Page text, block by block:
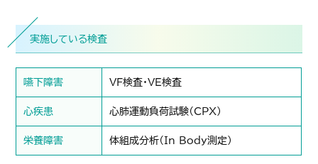
実施している検査
嚥下障害 VF検査・VE検査
心疾患 心肺運動負荷試験（CPX）
栄養障害 体組成分析（In Body測定）